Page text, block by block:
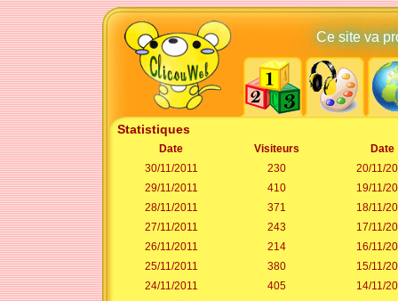
Ce site va
Statistiques
Date Visiteurs
Date
30/11/2011
230
20/11/
29/11/2011
410
19/11/
28/11/2011
371
18/11/
27/11/2011
243
17/11/
26/11/2011
214
16/11/
25/11/2011
380
15/11/
24/11/2011
405
14/11/